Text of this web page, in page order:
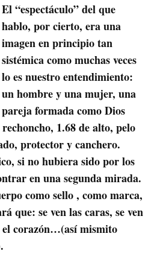
El “espectáculo” del que
hablo, por cierto, era una
imagen en principio tan
sistémica como muchas veces
lo es nuestro entendimiento:
un hombre y una mujer, una
pareja formada como Dios
1.68 de alto, pelo
protector y canchero.
si no hubiera sido por los
en una segunda mirada.
como sello , como marca,
que: se ven las caras, se ven
el corazón…(así mismito